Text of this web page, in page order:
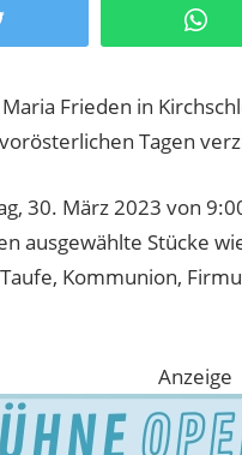
Twitter
Frieden in
Tagen
30. März 2023 von
ausgewählte Stücke
Kommunion,
Anzeige